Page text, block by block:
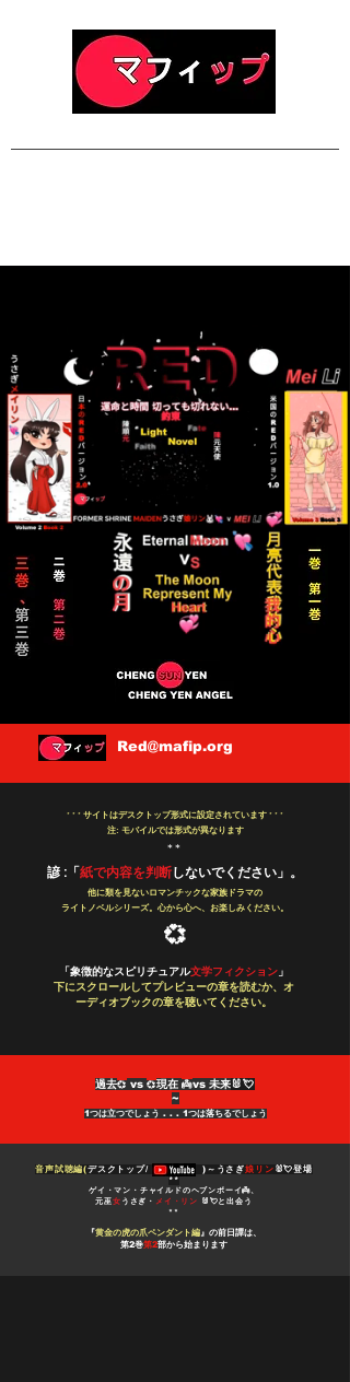
Red@mafip.org
* * * サイトはデスクトップ形式に設定されています * * *
注: モバイルでは形式が異なります
* *
諺 :「 紙で内容を判断しないでください」。
他に類を見ないロマンチックな家族ドラマの
ライトノベルシリーズ。心から心へ、お楽しみください。
💞
「象徴的なスピリチュアル文学フィクション 」
下にスクロールしてプレビューの章を読むか、オ
ーディオブックの章を聴いてください。
過去💞 vs 💞現在 👼vs 未来🐰💘
~
1つは立つでしょう . . . 1つは落ちるでしょう
音声試聴編(デスクトップ/ )～ うさぎ娘リン 🐰💘登場
**
ゲイ・マン・チャイルドのヘブンボーイ👼、
元巫女 うさぎ・ メイ・リン 🐰💘と出会う
**
『黄金の虎の爪ペンダント編』の前日譚は、
第2巻第2部から始まります